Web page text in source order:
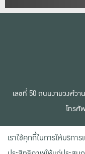
เลขที่ 50 ถนนงามวงศ์ว
โทรศั
เราใช้คุกกี้ในการให้บริกา